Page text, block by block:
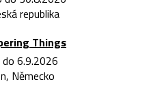
republika
Things
6.9.2026
Německo